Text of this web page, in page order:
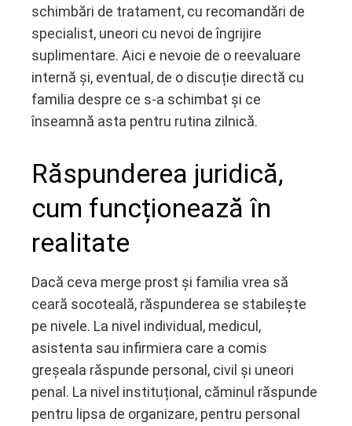
schimbări de tratament, cu recomandări de
specialist, uneori cu nevoi de îngrijire
suplimentare. Aici e nevoie de o reevaluare
internă și, eventual, de o discuție directă cu
familia despre ce s-a schimbat și ce
înseamnă asta pentru rutina zilnică.
Răspunderea juridică,
cum funcționează în
realitate
Dacă ceva merge prost și familia vrea să
ceară socoteală, răspunderea se stabilește
pe nivele. La nivel individual, medicul,
asistenta sau infirmiera care a comis
greșeala răspunde personal, civil și uneori
penal. La nivel instituțional, căminul răspunde
pentru lipsa de organizare, pentru personal